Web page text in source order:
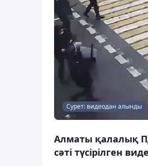
Сурет: видеодан алынды
Алматы қалалық
сәті түсірілген